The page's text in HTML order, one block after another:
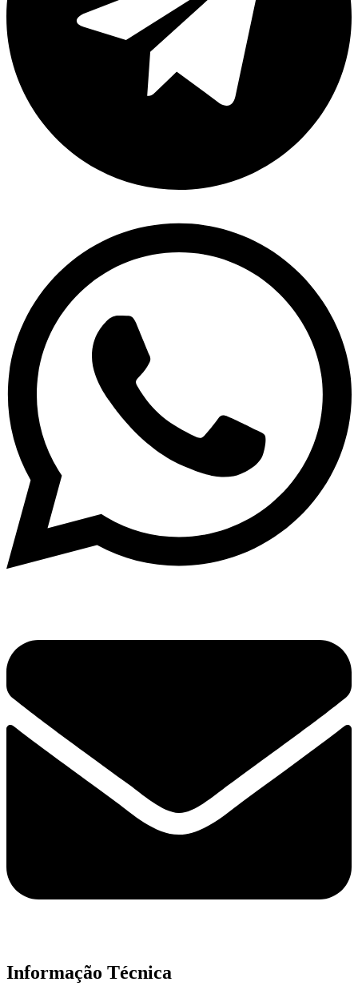
Informação Técnica